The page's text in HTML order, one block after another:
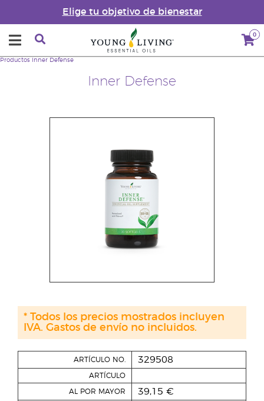
Elige tu objetivo de bienestar
0
Inner Defense
Productos Inner Defense
ARTÍCULO NO. 329508
ARTÍCULO
AL POR MAYOR 39,15 €
* Todos los precios mostrados incluyen
IVA. Gastos de envío no incluidos.